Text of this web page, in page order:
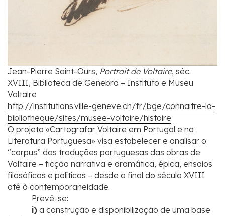
Jean-Pierre Saint-Ours, Portrait de Voltaire, séc.
XVIII, Biblioteca de Genebra – Instituto e Museu
Voltaire
http://institutions.ville-geneve.ch/fr/bge/connaitre-la-
bibliotheque/sites/musee-voltaire/histoire
O projeto «Cartografar Voltaire em Portugal e na
Literatura Portuguesa» visa estabelecer e analisar o
“corpus” das traduções portuguesas das obras de
Voltaire – ficção narrativa e dramática, épica, ensaios
filosóficos e políticos – desde o final do século XVIII
até à contemporaneidade.
Prevê-se:
i) a construção e disponibilização de uma base